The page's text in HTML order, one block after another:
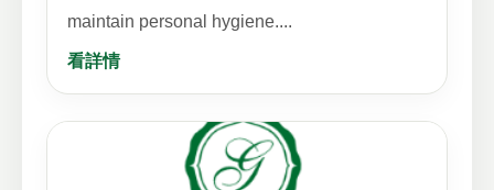
maintain personal hygiene....
看詳情